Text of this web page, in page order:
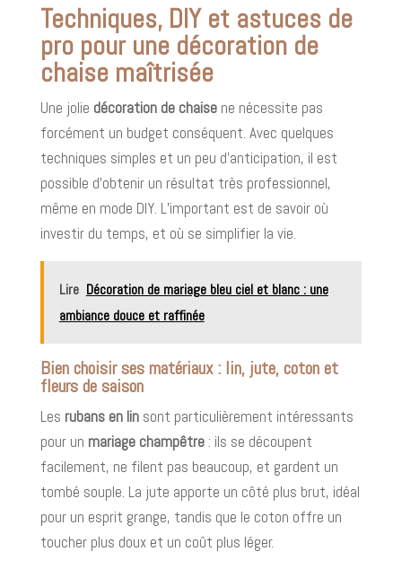
Techniques, DIY et astuces de
pro pour une décoration de
chaise maîtrisée
Une jolie décoration de chaisene nécessite pas
forcément un budget conséquent. Avec quelques
techniques simples et un peu d’anticipation, il est
possible d’obtenir un résultat très professionnel,
même en mode DIY. L’important est de savoir où
investir du temps, et où se simplifier la vie.
Lire Décoration de mariage bleu ciel et blanc : une
ambiance douce et raffinée
Bien choisir ses matériaux : lin, jute, coton et
fleurs de saison
Les rubans en linsont particulièrement intéressants
pour un mariage champêtre: ils se découpent
facilement, ne filent pas beaucoup, et gardent un
tombé souple. La jute apporte un côté plus brut, idéal
pour un esprit grange, tandis que le coton offre un
toucher plus doux et un coût plus léger.